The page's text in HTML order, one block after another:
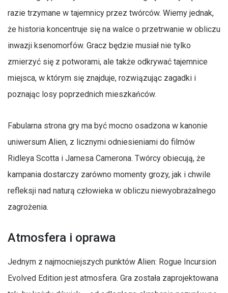
razie trzymane w tajemnicy przez twórców. Wiemy jednak,
że historia koncentruje się na walce o przetrwanie w obliczu
inwazji ksenomorfów. Gracz będzie musiał nie tylko
zmierzyć się z potworami, ale także odkrywać tajemnice
miejsca, w którym się znajduje, rozwiązując zagadki i
poznając losy poprzednich mieszkańców.
Fabularna strona gry ma być mocno osadzona w kanonie
uniwersum Alien, z licznymi odniesieniami do filmów
Ridleya Scotta i Jamesa Camerona. Twórcy obiecują, że
kampania dostarczy zarówno momenty grozy, jak i chwile
refleksji nad naturą człowieka w obliczu niewyobrażalnego
zagrożenia.
Atmosfera i oprawa
Jednym z najmocniejszych punktów Alien: Rogue Incursion
Evolved Edition jest atmosfera. Gra została zaprojektowana